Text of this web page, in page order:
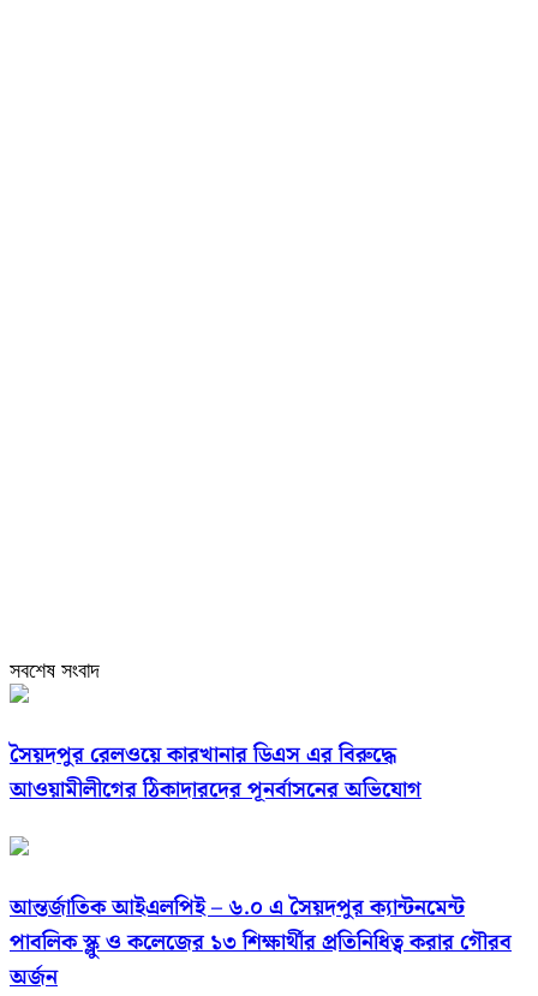
সবশেষ সংবাদ
সৈয়দপুর রেলওয়ে কারখানার ডিএস এর বিরুদ্ধে
আওয়ামীলীগের ঠিকাদারদের পূনর্বাসনের অভিযোগ
আন্তর্জাতিক আইএলপিই – ৬.০ এ সৈয়দপুর ক্যান্টনমেন্ট
পাবলিক স্ক্লু ও কলেজের ১৩ শিক্ষার্থীর প্রতিনিধিত্ব করার গৌরব
অর্জন